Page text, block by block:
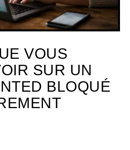
VOUS
SUR UN
BLOQUÉ